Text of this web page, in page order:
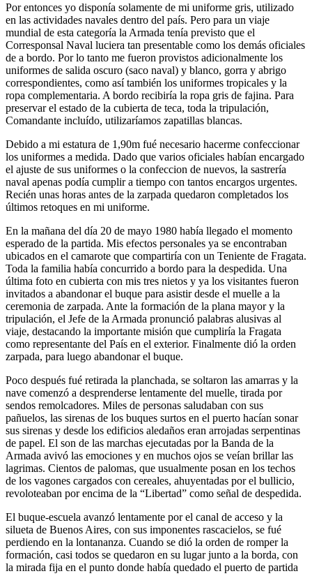
Por entonces yo disponía solamente de mi uniforme gris, utilizado
en las actividades navales dentro del país. Pero para un viaje
mundial de esta categoría la Armada tenía previsto que el
Corresponsal Naval luciera tan presentable como los demás oficiales
de a bordo. Por lo tanto me fueron provistos adicionalmente los
uniformes de salida oscuro (saco naval) y blanco, gorra y abrigo
correspondientes, como así también los uniformes tropicales y la
ropa complementaria. A bordo recibiría la ropa gris de fajina. Para
preservar el estado de la cubierta de teca, toda la tripulación,
Comandante incluído, utilizaríamos zapatillas blancas.
Debido a mi estatura de 1,90m fué necesario hacerme confeccionar
los uniformes a medida. Dado que varios oficiales habían encargado
el ajuste de sus uniformes o la confeccion de nuevos, la sastrería
naval apenas podía cumplir a tiempo con tantos encargos urgentes.
Recién unas horas antes de la zarpada quedaron completados los
últimos retoques en mi uniforme.
En la mañana del día 20 de mayo 1980 había llegado el momento
esperado de la partida. Mis efectos personales ya se encontraban
ubicados en el camarote que compartiría con un Teniente de Fragata.
Toda la familia había concurrido a bordo para la despedida. Una
última foto en cubierta con mis tres nietos y ya los visitantes fueron
invitados a abandonar el buque para asistir desde el muelle a la
ceremonia de zarpada. Ante la formación de la plana mayor y la
tripulación, el Jefe de la Armada pronunció palabras alusivas al
viaje, destacando la importante misión que cumpliría la Fragata
como representante del País en el exterior. Finalmente dió la orden
zarpada, para luego abandonar el buque.
Poco después fué retirada la planchada, se soltaron las amarras y la
nave comenzó a desprenderse lentamente del muelle, tirada por
sendos remolcadores. Miles de personas saludaban con sus
pañuelos, las sirenas de los buques surtos en el puerto hacían sonar
sus sirenas y desde los edificios aledaños eran arrojadas serpentinas
de papel. El son de las marchas ejecutadas por la Banda de la
Armada avivó las emociones y en muchos ojos se veían brillar las
lagrimas. Cientos de palomas, que usualmente posan en los techos
de los vagones cargados con cereales, ahuyentadas por el bullicio,
revoloteaban por encima de la
Libertad
como señal de despedida.
El buque-escuela avanzó lentamente por el canal de acceso y la
silueta de Buenos Aires, con sus imponentes rascacielos, se fué
perdiendo en la lontananza. Cuando se dió la orden de romper la
formación, casi todos se quedaron en su lugar junto a la borda, con
la mirada fija en el punto donde había quedado el puerto de partida